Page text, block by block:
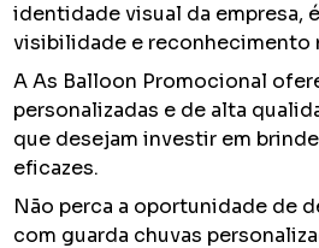
identidade visual da empresa,
visibilidade e reconhecimento
A As Balloon Promocional
personalizadas e de alta
que desejam investir em
eficazes.
Não perca a oportunidade de
com guarda chuvas